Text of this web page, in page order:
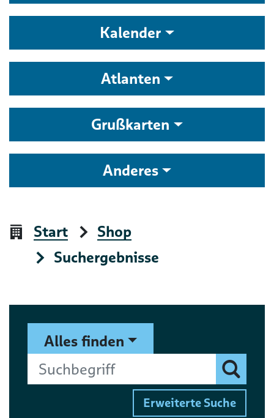
Kalender
Atlanten
Grußkarten
Anderes
Start
Shop
Suchergebnisse
Suchformular
Alles finden
Suchbegriff
Finden
Erweiterte Suche